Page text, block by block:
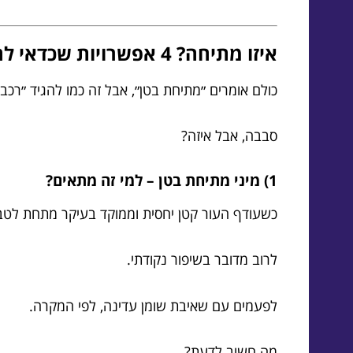
איזו מתיחה? 4 אפשרויות שכדאי להכיר (ולא להתבלבל)
כולם אומרים ״מתיחת בטן״, אבל זה כמו להגיד
סבבה, אבל איזה?
1) מיני מתיחת בטן – למי זה מתאים?
כשעודף העור קטן יחסית וממוקד בעיקר מתחת
לרוב מדובר בשיפור נקודתי.
לפעמים עם שאיבת שומן עדינה, לפי המקרה.